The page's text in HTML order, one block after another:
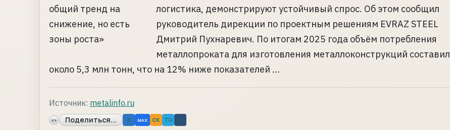
логистика, демонстрируют устойчивый спрос. Об этом сообщил
руководитель дирекции по проектным решениям EVRAZ STEEL
Дмитрий Пухнаревич. По итогам 2025 года объём потребления
металлопроката для изготовления металлоконструкций составил
около 5,3 млн тонн, что на 12% ниже показателей ...
Источник: metalinfo.ru
«» Поделиться... B MAX OK TG ↗